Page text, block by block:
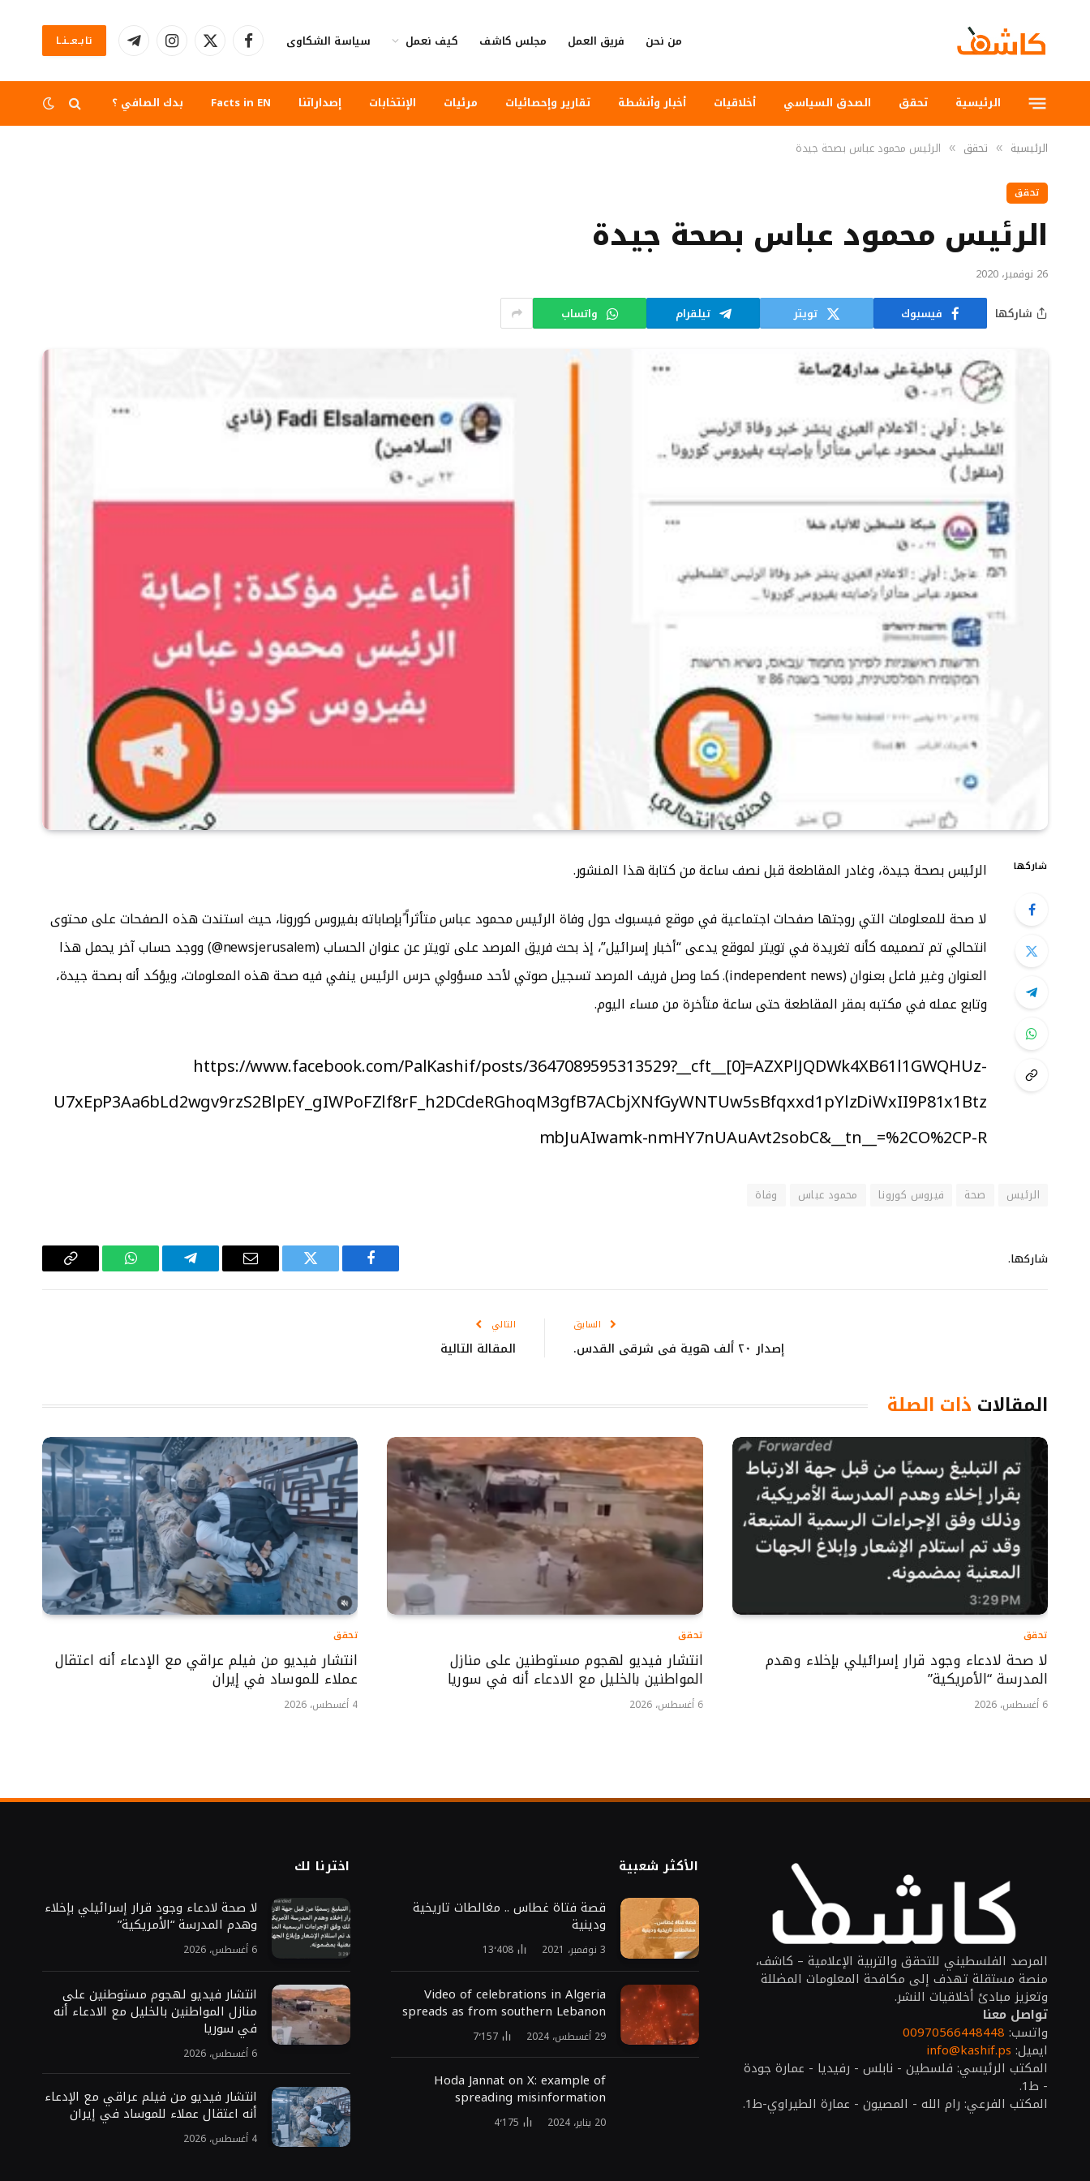
من نحن فريق العمل مجلس كاشف كيف نعمل سياسة الشكاوى فيسبوكX الانستغرامتيلقرام تابــعــنــا
الرئيسية تحقق الصدق السياسي أخلاقيات أخبار وأنشطة تقارير وإحصائيات مرئيات الإنتخابات إصداراتنا Facts in EN بدك الصافي ؟
الرئيسية » تحقق » الرئيس محمود عباس بصحة جيدة
تحقق
الرئيس محمود عباس بصحة جيدة
26 نوفمبر، 2020
شاركها
فيسبوك تويتر تيلقرام واتساب
شاركها
الرئيس بصحة جيدة، وغادر المقاطعة قبل نصف ساعة من كتابة هذا المنشور.
لا صحة للمعلومات التي روجتها صفحات اجتماعية في موقع فيسبوك حول وفاة الرئيس محمود عباس متأثراً ًبإصاباته بفيروس كورونا، حيث استندت هذه الصفحات على محتوى
انتحالي تم تصميمه كأنه تغريدة في تويتر لموقع يدعى “أخبار إسرائيل”، إذ بحث فريق المرصد على تويتر عن عنوان الحساب (newsjerusalem@) ووجد حساب آخر يحمل هذا
العنوان وغير فاعل بعنوان (‏independent news). كما وصل فريف المرصد تسجيل صوتي لأحد مسؤولي حرس الرئيس ينفي فيه صحة هذه المعلومات، ويؤكد أنه بصحة جيدة،
وتابع عمله في مكتبه بمقر المقاطعة حتى ساعة متأخرة من مساء اليوم.
https://www.facebook.com/PalKashif/posts/3647089595313529?__cft__[0]=AZXPlJQDWk4XB61l1GWQHUz-
U7xEpP3Aa6bLd2wgv9rzS2BlpEY_gIWPoFZlf8rF_h2DCdeRGhoqM3gfB7ACbjXNfGyWNTUw5sBfqxxd1pYlzDiWxII9P81x1Btz
mbJuAIwamk-nmHY7nUAuAvt2sobC&__tn__=%2CO%2CP-R
الرئيس صحة فيروس كورونا محمود عباس وفاة
شاركها.
فيسبوك تويتر
البريد
تيلقرام واتساب
Copy
السابق
إصدار ٢٠ ألف هوية في شرقي القدس.
التالي
المقالة التالية
المقالات ذات الصلة
تحقق
لا صحة لادعاء وجود قرار إسرائيلي بإخلاء وهدم
المدرسة “الأمريكية”
6 أغسطس، 2026
تحقق
انتشار فيديو لهجوم مستوطنين على منازل
المواطنين بالخليل مع الادعاء أنه في سوريا
6 أغسطس، 2026
تحقق
انتشار فيديو من فيلم عراقي مع الإدعاء أنه اعتقال
عملاء للموساد في إيران
4 أغسطس، 2026
المرصد الفلسطيني للتحقق والتربية الإعلامية – كاشف،
منصة مستقلة تهدف إلى مكافحة المعلومات المضللة
وتعزيز مبادئ أخلاقيات النشر.
تواصل معنا
واتسب: 00970566448448
ايميل: info@kashif.ps
المكتب الرئيسي: فلسطين - نابلس - رفيديا - عمارة جودة
- ط1.
المكتب الفرعي: رام الله - المصيون - عمارة الطيراوي-ط1.
الأكثر شعبية
قصة فتاة غطاس .. مغالطات تاريخية
ودينية
3 نوفمبر، 2021 13٬408
Video of celebrations in Algeria
spreads as from southern Lebanon
29 أغسطس، 2024 7٬157
Hoda Jannat on X: example of
spreading misinformation
20 يناير، 2024 4٬175
اخترنا لك
لا صحة لادعاء وجود قرار إسرائيلي بإخلاء
وهدم المدرسة “الأمريكية”
6 أغسطس، 2026
انتشار فيديو لهجوم مستوطنين على
منازل المواطنين بالخليل مع الادعاء أنه
في سوريا
6 أغسطس، 2026
انتشار فيديو من فيلم عراقي مع الإدعاء
أنه اعتقال عملاء للموساد في إيران
4 أغسطس، 2026